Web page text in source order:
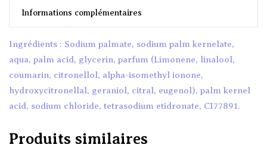
Informations complémentaires
Ingrédients : Sodium palmate, sodium palm kernelate,
aqua, palm acid, glycerin, parfum (Limonene, linalool,
coumarin, citronellol, alpha-isomethyl ionone,
hydroxycitronellal, geraniol, citral, eugenol), palm kernel
acid, sodium chloride, tetrasodium etidronate, CI77891.
Produits similaires